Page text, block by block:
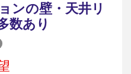
ンの壁・天井リ
数あり